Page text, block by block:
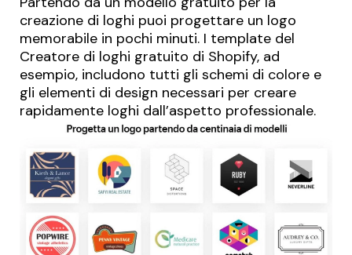
creazione di loghi puoi progettare un logo
memorabile in pochi minuti. I template del
Creatore di loghi gratuito di Shopify, ad
esempio, includono tutti gli schemi di colore e
gli elementi di design necessari per creare
rapidamente loghi dall’aspetto professionale.